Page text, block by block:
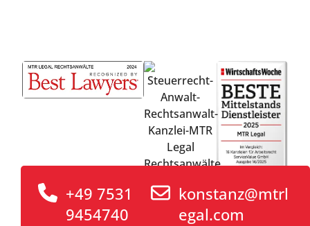
+49 7531
9454740
konstanz@mtrl
egal.com